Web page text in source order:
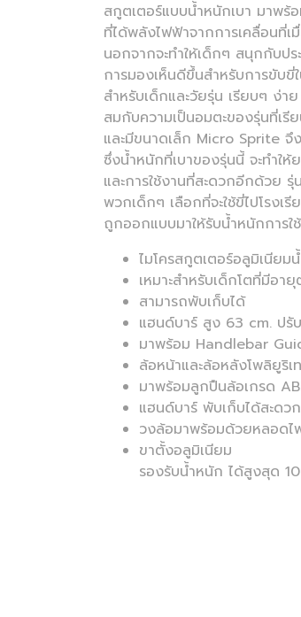
สกูตเตอร์แบบน้ำหนักเบา มาพร้
ที่ได้พลังไฟฟ้าจากการเคลื่อนที่เ
นอกจากจะทำให้เด็กๆ สนุกกับป
การมองเห็นดีขึ้นสำหรับการขับ
สำหรับเด็กและวัยรุ่น เรียบๆ ง่
สมกับความเป็นอมตะของรุ่นที่เ
และมีขนาดเล็ก Micro Sprite จึ
ซึ่งน้ำหนักที่เบาของรุ่นนี้ จะทำใ
และการใช้งานที่สะดวกอีกด้วย
พวกเด็กๆ เลือกที่จะใช้ขี่ไปโรง
ถูกออกแบบมาให้รับน้ำหนักการ
ไมโครสกูตเตอร์อลูมิเนีย
เหมาะสำหรับเด็กโตที่มีอ
สามารถพับเก็บได้
แฮนด์บาร์ สูง 63 cm. ปรั
มาพร้อม Handlebar
ล้อหน้าและล้อหลังโพลิยูริ
มาพร้อมลูกปืนล้อเกรด
แฮนด์บาร์ พับเก็บได้สะด
วงล้อมาพร้อมด้วยหลอดไ
ขาตั้งอลูมิเนียม
รองรับน้ำหนัก ได้สูงสุด